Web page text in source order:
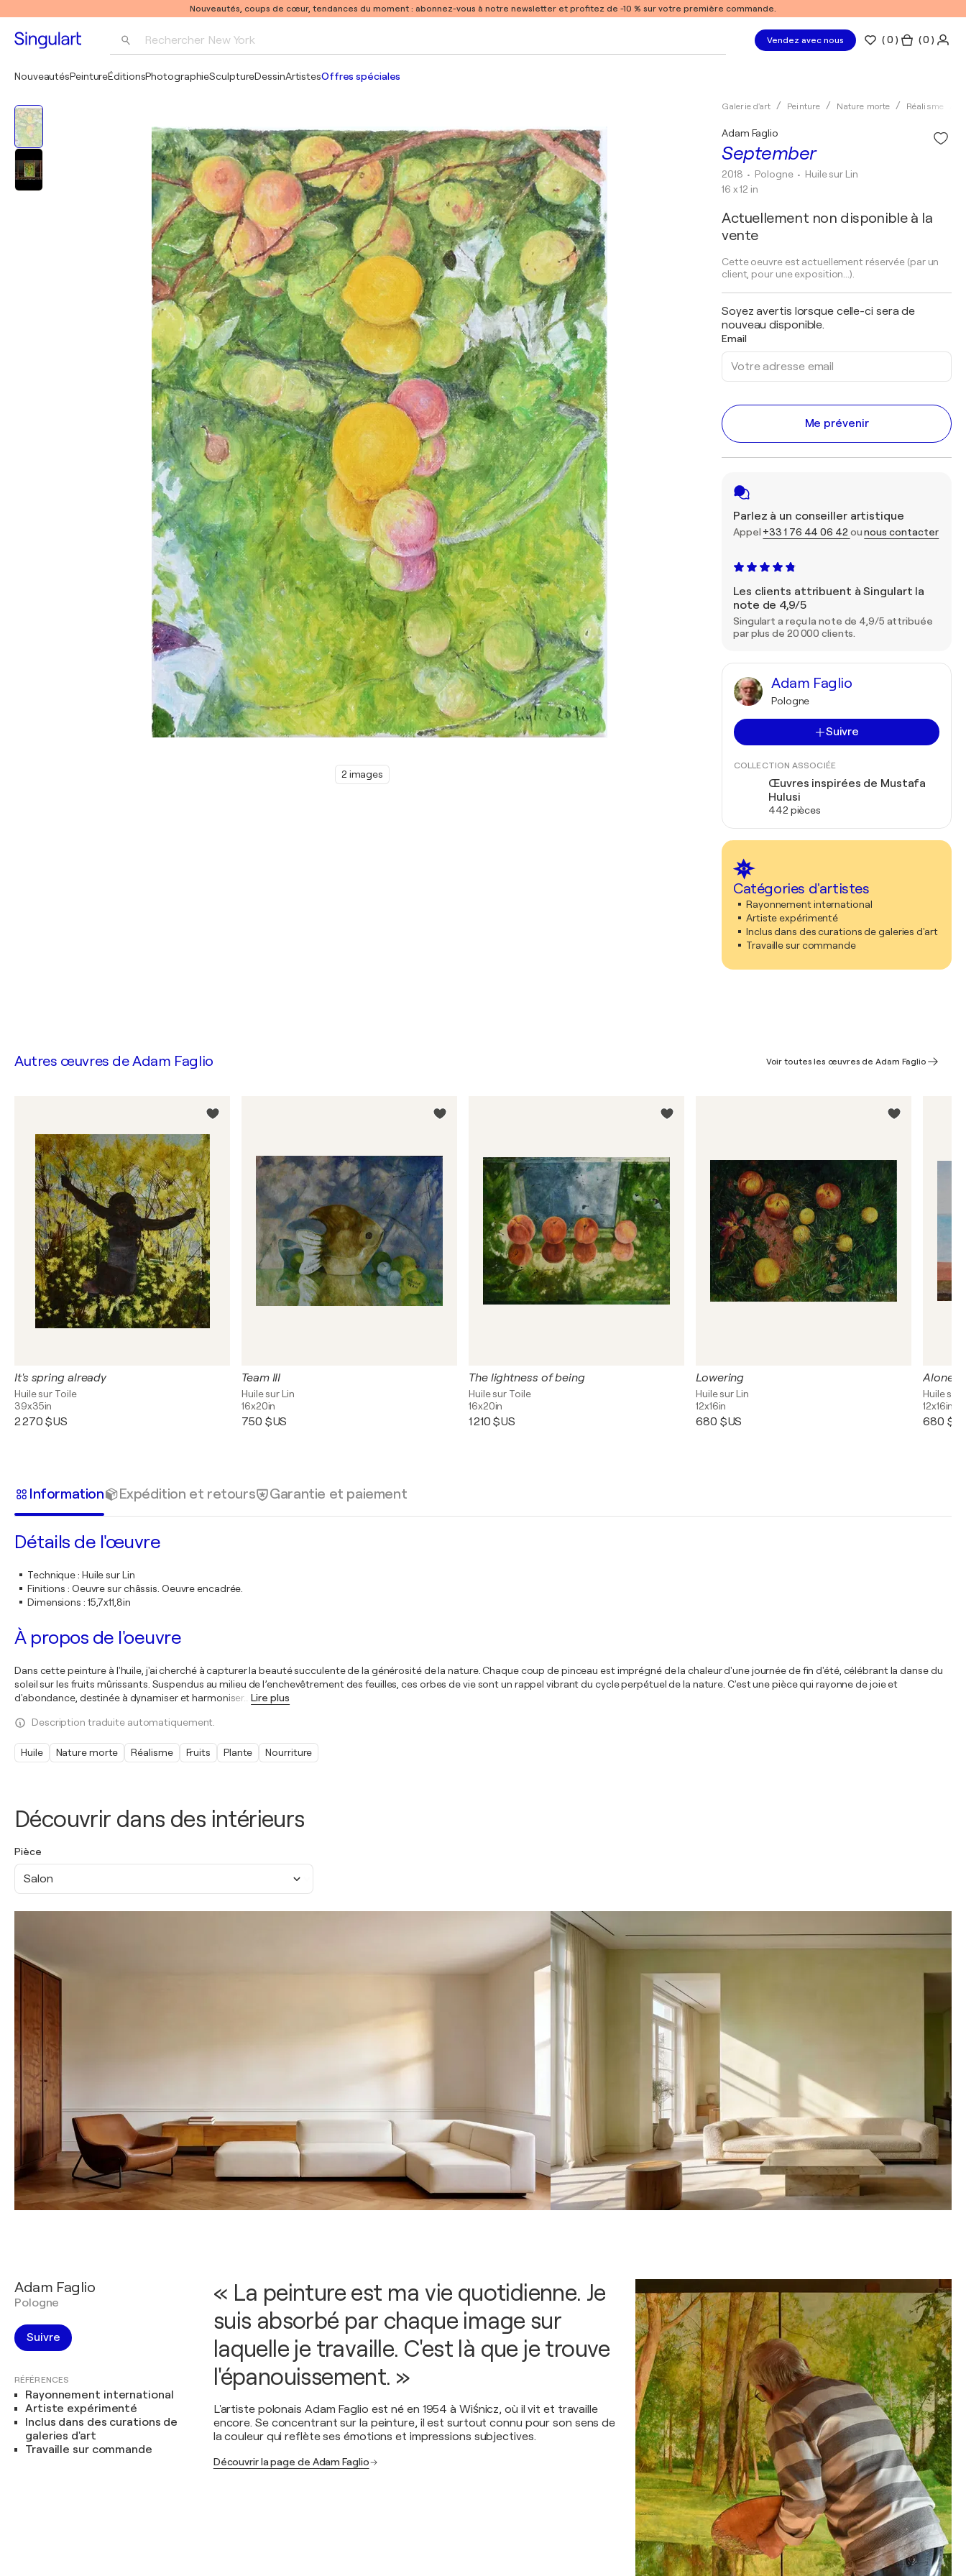
Nouveautés, coups de cœur, tendances du moment : abonnez-vous à notre newsletter et profitez de -10 % sur votre première commande.
Rechercher New York
Pablo Picasso
Vendez avec nous (0 ) ( 0 )
NouveautésPeintureÉditionsPhotographieSculptureDessinArtistesOffres spéciales
2 images
Galerie d'art Peinture Nature morte Réalisme
September
Adam Faglio
2018 • Pologne • Huile sur Lin
16 x 12 in
Actuellement non disponible à la
vente
Cette oeuvre est actuellement réservée (par un
client, pour une exposition...).
Soyez avertis lorsque celle-ci sera de
nouveau disponible.
Email
Me prévenir
Parlez à un conseiller artistique
Appel +33 1 76 44 06 42 ounous contacter
Les clients attribuent à Singulart la
note de 4,9/5
Singulart a reçu la note de 4,9/5 attribuée
par plus de 20 000 clients.
Adam Faglio
Pologne
Suivre
COLLECTION ASSOCIÉE
Œuvres inspirées de Mustafa
Hulusi
442 pièces
Catégories d'artistes
Rayonnement international
Artiste expérimenté
Inclus dans des curations de galeries d'art
Travaille sur commande
Découvrir dans des intérieurs
Pièce
Salon
Autres œuvres deAdam Faglio Voir toutes les œuvres de Adam Faglio
It's spring already
Huile sur Toile
39x35in
2 270 $US
Team III
Huile sur Lin
16x20in
750 $US
The lightness of being
Huile sur Toile
16x20in
1 210 $US
Lowering
Huile sur Lin
12x16in
680 $US
Alone
Huile sur
12x16in
680
Information Expédition et retours Garantie et paiement
Détails de l'œuvre
Technique: Huile sur Lin
Finitions : Oeuvre sur châssis. Oeuvre encadrée.
Dimensions : 15,7x11,8in
À propos de l'oeuvre
Dans cette peinture à l'huile, j'ai cherché à capturer la beauté succulente de la générosité de la nature. Chaque coup de pinceau est imprégné de la chaleur d'une journée de fin d'été, célébrant la danse du
soleil sur les fruits mûrissants. Suspendus au milieu de l’enchevêtrement des feuilles, ces orbes de vie sont un rappel vibrant du cycle perpétuel de la nature. C'est une pièce qui rayonne de joie et
d'abondance, destinée à dynamiser et harmoniser… Lire plus
Description traduite automatiquement.
Huile Nature morte Réalisme Fruits Plante Nourriture
Adam Faglio
Pologne
Suivre
RÉFÉRENCES
Rayonnement international
Artiste expérimenté
Inclus dans des curations de
galeries d'art
Travaille sur commande
« La peinture est ma vie quotidienne. Je
suis absorbé par chaque image sur
laquelle je travaille. C'est là que je trouve
l'épanouissement. »
L'artiste polonais Adam Faglio est né en 1954 à Wiśnicz, où il vit et travaille
encore. Se concentrant sur la peinture, il est surtout connu pour son sens de
la couleur qui reflète ses émotions et impressions subjectives.
Découvrir la page de Adam Faglio